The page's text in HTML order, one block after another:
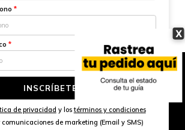
X
*
*
INSCRÍBETE
de privacidad y lostérminos y condiciones
comunicaciones de marketing (Email y SMS)